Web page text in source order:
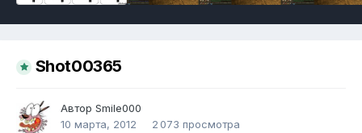
Shot00365
Автор Smile000
10 марта, 2012
2 073 просмотра